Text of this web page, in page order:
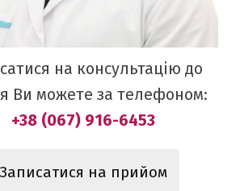
на консультацію до
Ви можете за телефоном:
+38 (067) 916-6453
Записатися на прийом